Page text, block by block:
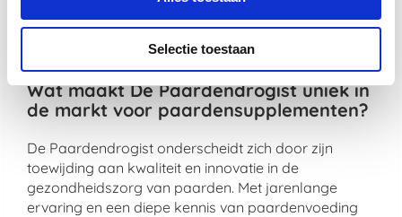
Selectie toestaan
verdient immers niets minder dan het beste, en dat is
precies wat wij bieden.
Wat maakt De Paardendrogist uniek in
de markt voor paardensupplementen?
De Paardendrogist onderscheidt zich door zijn
toewijding aan kwaliteit en innovatie in de
gezondheidszorg van paarden. Met jarenlange
ervaring en een diepe kennis van paardenvoeding